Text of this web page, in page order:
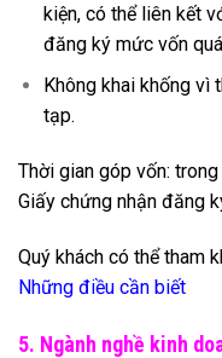
kiện, có thể liên kết
đăng ký mức vốn
Không khai khống
tạp.
Thời gian góp vốn:
Giấy chứng nhận đăng
Quý khách có thể tham
Những điều cần biết
5. Ngành nghề kinh